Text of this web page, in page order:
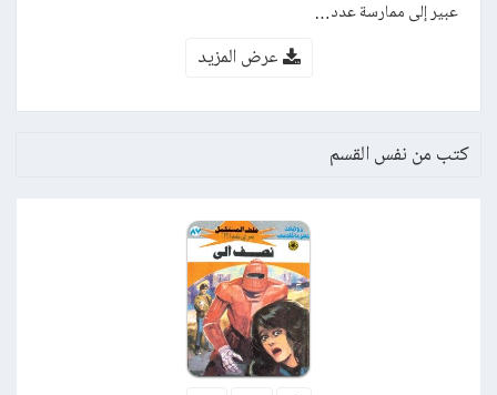
عبير إلى ممارسة عدد…
عرض المزيد
كتب من نفس القسم